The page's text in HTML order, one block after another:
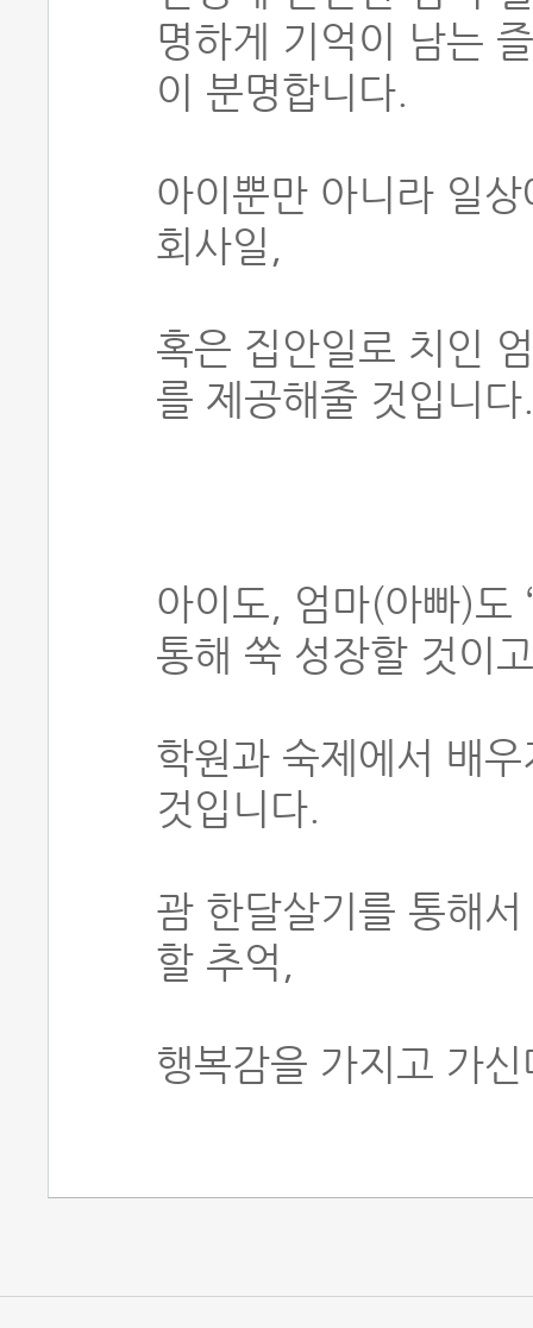
명하게 기억이 남는
이 분명합니다.
아이뿐만 아니라 일
회사일,
혹은 집안일로 치인
를 제공해줄 것입니다.
아이도, 엄마(아빠)도
통해 쑥 성장할 것이
학원과 숙제에서 배
것입니다.
괌 한달살기를 통해
할 추억,
행복감을 가지고 가